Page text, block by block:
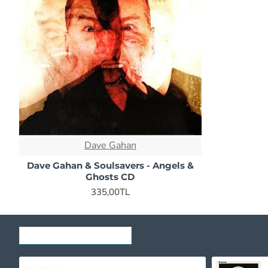
Dave Gahan
Dave Gahan & Soulsavers - Angels &
Ghosts CD
335,00TL